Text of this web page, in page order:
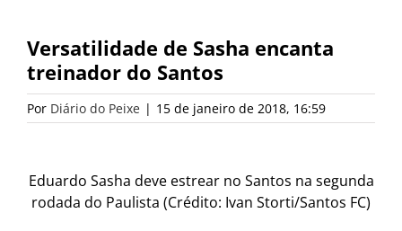
Versatilidade de Sasha encanta
treinador do Santos
Por Diário do Peixe | 15 de janeiro de 2018, 16:59
Eduardo Sasha deve estrear no Santos na segunda
rodada do Paulista (Crédito: Ivan Storti/Santos FC)